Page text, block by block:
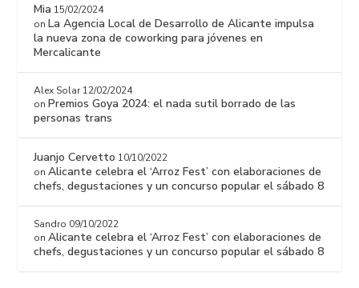
Mia 15/02/2024
on La Agencia Local de Desarrollo de Alicante impulsa
la nueva zona de coworking para jóvenes en
Mercalicante
Alex Solar 12/02/2024
on Premios Goya 2024: el nada sutil borrado de las
personas trans
Juanjo Cervetto 10/10/2022
onAlicante celebra el ‘Arroz Fest’ con elaboraciones de
chefs, degustaciones y un concurso popular el sábado 8
Sandro 09/10/2022
onAlicante celebra el ‘Arroz Fest’ con elaboraciones de
chefs, degustaciones y un concurso popular el sábado 8